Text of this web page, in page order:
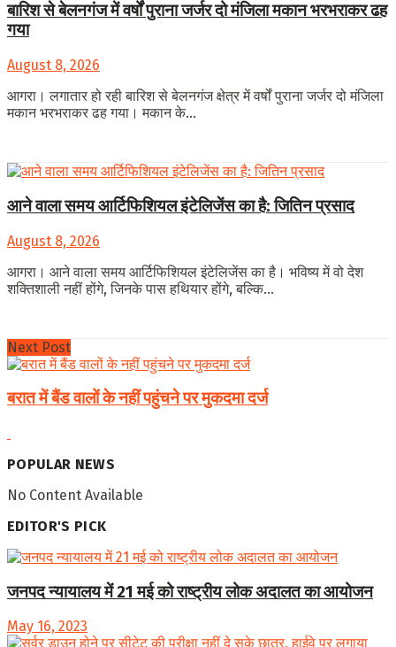
बारिश से बेलनगंज में वर्षों पुराना जर्जर दो मंजिला मकान भरभराकर ढह
गया
August 8, 2026
आगरा। लगातार हो रही बारिश से बेलनगंज क्षेत्र में वर्षों पुराना जर्जर दो मंजिला
मकान भरभराकर ढह गया। मकान के...
आने वाला समय आर्टिफिशियल इंटेलिजेंस का है: जितिन प्रसाद
August 8, 2026
आगरा। आने वाला समय आर्टिफिशियल इंटेलिजेंस का है। भविष्य में वो देश
शक्तिशाली नहीं होंगे, जिनके पास हथियार होंगे, बल्कि...
Next Post
बरात में बैंड वालों के नहीं पहुंचने पर मुकदमा दर्ज
POPULAR NEWS
No Content Available
EDITOR'S PICK
जनपद न्यायालय में 21 मई को राष्ट्रीय लोक अदालत का आयोजन
May 16, 2023